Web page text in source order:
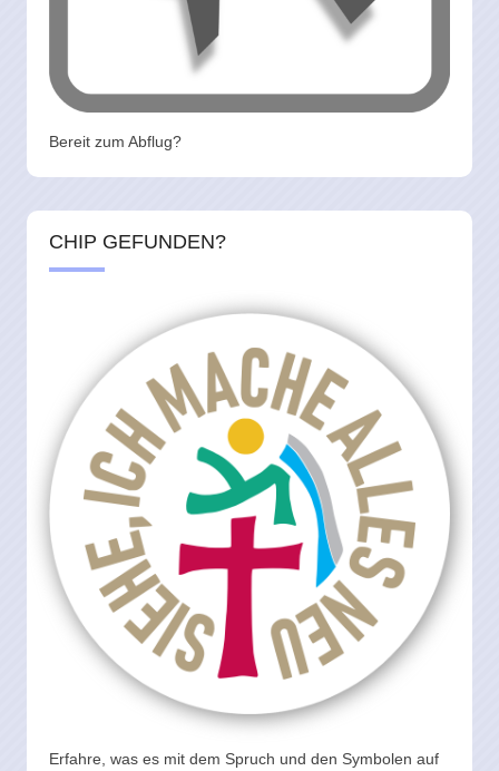
Bereit zum Abflug?
CHIP GEFUNDEN?
Erfahre, was es mit dem Spruch und den Symbolen auf